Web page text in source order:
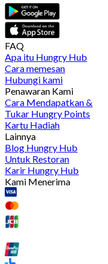
FAQ
Apa itu Hungry Hub
Cara memesan
Hubungi kami
Penawaran Kami
Cara Mendapatkan &
Tukar Hungry Points
Kartu Hadiah
Lainnya
Blog Hungry Hub
Untuk Restoran
Karir Hungry Hub
Kami Menerima